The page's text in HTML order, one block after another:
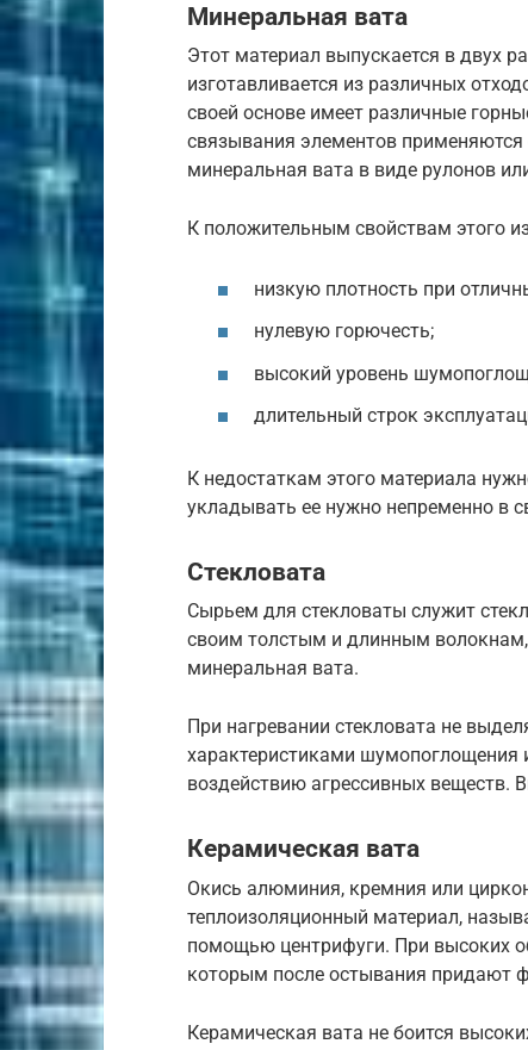
Минеральная вата
Этот материал выпускается в двух
изготавливается из различных
своей основе имеет различные
связывания элементов
минеральная вата в виде рулонов
К положительным свойствам этого
низкую плотность при
нулевую горючесть;
высокий уровень
длительный строк
К недостаткам этого материала
укладывать ее нужно непременно в
Стекловата
Сырьем для стекловаты служит
своим толстым и длинным волокнам,
минеральная вата.
При нагревании стекловата не
характеристиками шумопоглощения
воздействию агрессивных веществ.
Керамическая вата
Окись алюминия, кремния или
теплоизоляционный материал,
помощью центрифуги. При высоких
которым после остывания придают
Керамическая вата не боится